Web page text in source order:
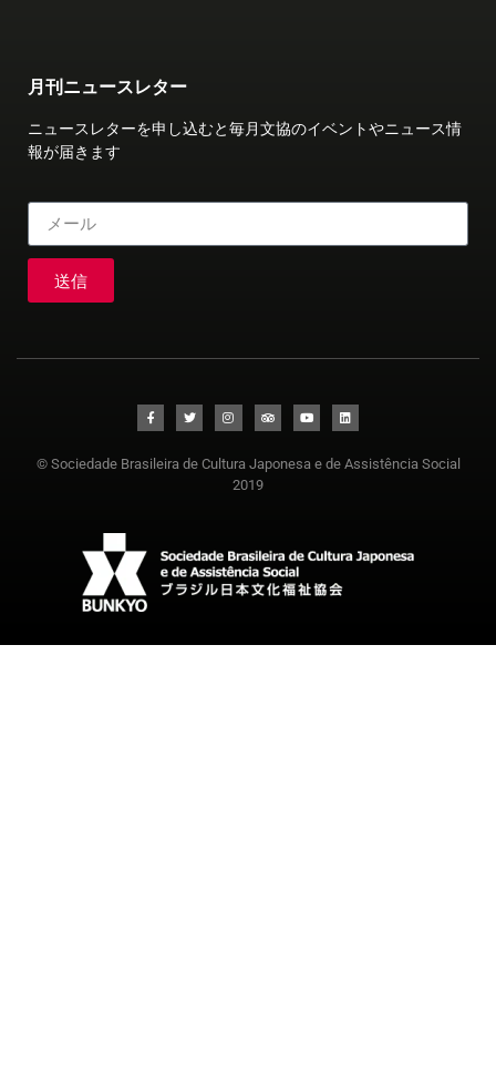
月刊ニュースレター
ニュースレターを申し込むと毎月文協のイベントやニュース情
報が届きます
送信
© Sociedade Brasileira de Cultura Japonesa e de Assistência Social
2019